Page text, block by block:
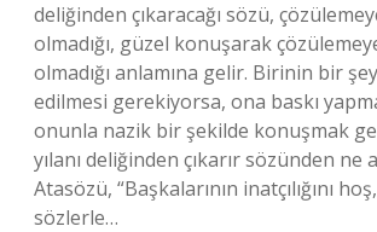
deliğinden çıkaracağı sözü,
olmadığı, güzel konuşarak
olmadığı anlamına gelir. Birinin bir
edilmesi gerekiyorsa, ona baskı
onunla nazik bir şekilde konuşmak
yılanı deliğinden çıkarır sözünden ne
Atasözü, “Başkalarının inatçılığını
sözlerle…